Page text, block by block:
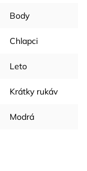
Body
Chlapci
Leto
Krátky rukáv
Modrá